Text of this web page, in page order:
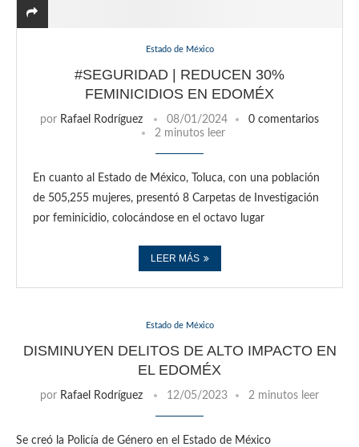
Estado de México
#SEGURIDAD | REDUCEN 30%
FEMINICIDIOS EN EDOMÉX
por Rafael Rodríguez 08/01/2024
0 comentarios
2 minutos leer
En cuanto al Estado de México, Toluca, con una población
de 505,255 mujeres, presentó 8 Carpetas de Investigación
por feminicidio, colocándose en el octavo lugar
LEER MÁS
Estado de México
DISMINUYEN DELITOS DE ALTO IMPACTO EN
EL EDOMÉX
por Rafael Rodríguez 12/05/2023 2 minutos leer
Se creó la Policía de Género en el Estado de México